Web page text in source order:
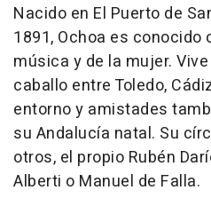
Nacido en El Puerto de
1891, Ochoa es conocido
música y de la mujer.
caballo entre Toledo,
entorno y amistades
su Andalucía natal. Su
otros, el propio Rubén
Alberti o Manuel de Falla.